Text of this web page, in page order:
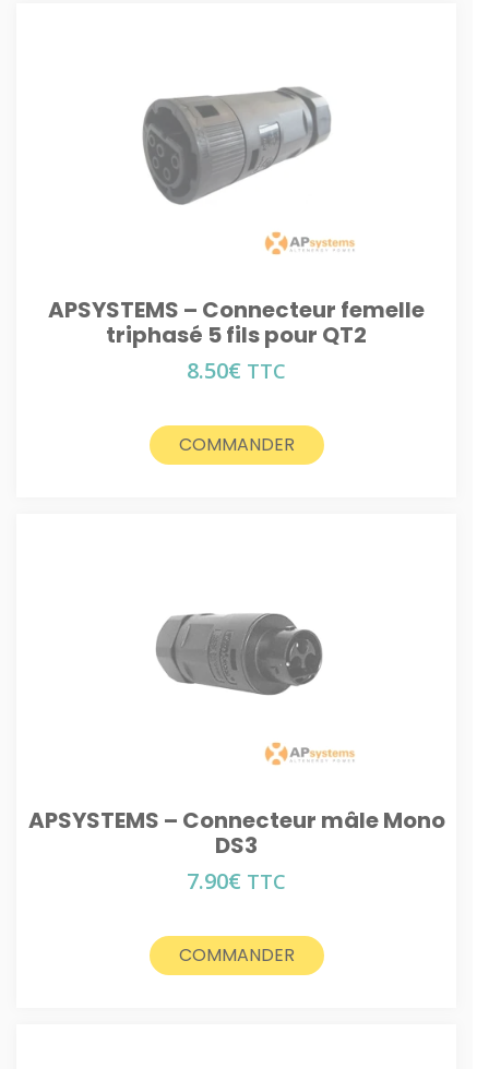
APSYSTEMS – Connecteur femelle
triphasé 5 fils pour QT2
8.50€ TTC
COMMANDER
APSYSTEMS – Connecteur mâle Mono
DS3
7.90€ TTC
COMMANDER